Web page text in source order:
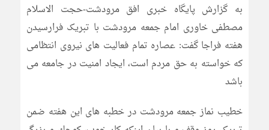
به گزارش پایگاه خبری افق مرودشت-حجت الاسلام
مصطفی خاوری امام جمعه مرودشت با تبریک فرارسیدن
هفته فراجا گفت: عصاره تمام فعالیت های نیروی انتظامی
که خواسته به حق مردم است، ایجاد امنیت در جامعه می
باشد
خطیب نماز جمعه مرودشت در خطبه های این هفته ضمن